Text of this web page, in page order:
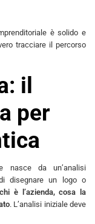
è solido e
tracciare il percorso
il
per
nasce da un’analisi
disegnare un logo o
chi è l’azienda, cosa la
. L’analisi iniziale deve